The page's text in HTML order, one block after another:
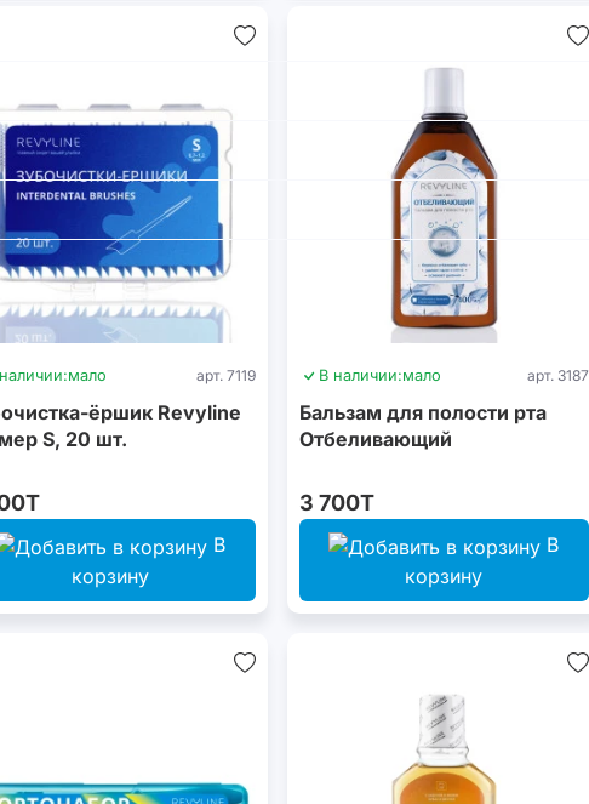
мало арт. 7119
ёршик Revyline
S, 20 шт.
В
корзину
В наличии:мало арт. 3187
Бальзам для полости рта
Отбеливающий
3 700T
В
корзину